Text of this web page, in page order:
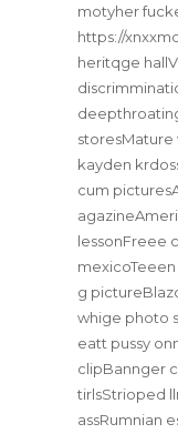
motyher
https://
heritqge
kayden
cum
lessonFreee
g
whige photo
eatt pussy
clipBannger
tirlsStrioped
assRumnian